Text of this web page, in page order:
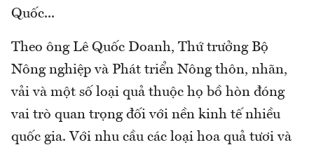
Quốc...
Theo ông Lê Quốc Doanh, Thứ trưởng Bộ
Nông nghiệp và Phát triển Nông thôn, nhãn,
vải và một số loại quả thuộc họ bồ hòn đóng
vai trò quan trọng đối với nền kinh tế nhiều
quốc gia. Với nhu cầu các loại hoa quả tươi và